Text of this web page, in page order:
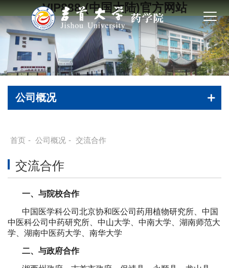
VIP888·(中国大陆)官方网站
公司概况
首页 - 公司概况 - 交流合作
交流合作
一、与院校合作
中国医学科公司北京协和医公司药用植物研究所、中国
中医科公司中药研究所、中山大学、中南大学、湖南师范大
学、湖南中医药大学、南华大学
二、与政府合作